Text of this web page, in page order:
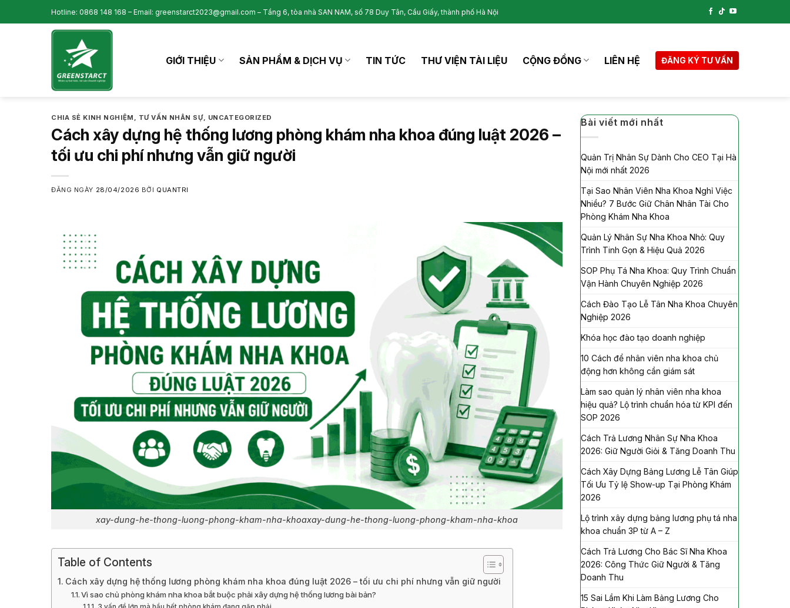
to
Hotline: 0868 148 168 – Email: greenstarct2023@gmail.com – Tầng 6, tòa nhà SAN NAM, số 78 Duy Tân, Cầu Giấy, thành phố Hà Nội
GIỚI THIỆU SẢN PHẨM & DỊCH VỤ TIN TỨC THƯ VIỆN TÀI LIỆU CỘNG ĐỒNG LIÊN HỆ ĐĂNG KÝ TƯ VẤN
CHIA SẺ KINH NGHIỆM , TƯ VẤN NHÂN SỰ, UNCATEGORIZED
Cách xây dựng hệ thống lương phòng khám nha khoa đúng luật 2026 –
tối ưu chi phí nhưng vẫn giữ người
ĐĂNG NGÀY 28/04/2026 BỞI QUANTRI
xay-dung-he-thong-luong-phong-kham-nha-khoaxay-dung-he-thong-luong-phong-kham-nha-khoa
Table of Contents
Cách xây dựng hệ thống lương phòng khám nha khoa đúng luật 2026 – tối ưu chi phí nhưng vẫn giữ người
Vì sao chủ phòng khám nha khoa bắt buộc phải xây dựng hệ thống lương bài bản?
Bài viết mới nhất
Quản Trị Nhân Sự Dành Cho CEO Tại Hà
Nội mới nhất 2026
Tại Sao Nhân Viên Nha Khoa Nghỉ Việc
Nhiều? 7 Bước Giữ Chân Nhân Tài Cho
Phòng Khám Nha Khoa
Quản Lý Nhân Sự Nha Khoa Nhỏ: Quy
Trình Tinh Gọn & Hiệu Quả 2026
SOP Phụ Tá Nha Khoa: Quy Trình Chuẩn
Vận Hành Chuyên Nghiệp 2026
Cách Đào Tạo Lễ Tân Nha Khoa Chuyên
Nghiệp 2026
Khóa học đào tạo doanh nghiệp
10 Cách để nhân viên nha khoa chủ
động hơn không cần giám sát
Làm sao quản lý nhân viên nha khoa
hiệu quả? Lộ trình chuẩn hóa từ KPI đến
SOP 2026
Cách Trả Lương Nhân Sự Nha Khoa
2026: Giữ Người Giỏi & Tăng Doanh Thu
Cách Xây Dựng Bảng Lương Lễ Tân Giúp
Tối Ưu Tỷ lệ Show-up Tại Phòng Khám
2026
Lộ trình xây dựng bảng lương phụ tá nha
khoa chuẩn 3P từ A – Z
Cách Trả Lương Cho Bác Sĩ Nha Khoa
2026: Công Thức Giữ Người & Tăng
Doanh Thu
15 Sai Lầm Khi Làm Bảng Lương Cho